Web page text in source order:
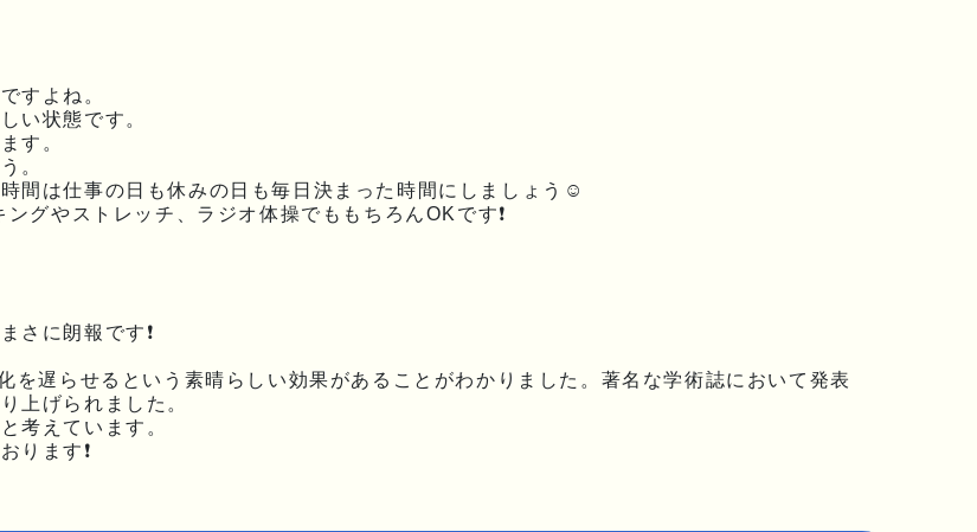
すよね。
い状態です。
す。
。
間は仕事の日も休みの日も毎日決まった時間にしましょう☺
グやストレッチ、ラジオ体操でももちろんOKです❗
さに朗報です❗
遅らせるという素晴らしい効果があることがわかりました。著名な学術誌において発表
上げられました。
考えています。
ります❗